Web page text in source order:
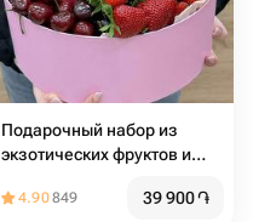
Подарочный набор из
экзотических фруктов и
4.90849 39 900֏